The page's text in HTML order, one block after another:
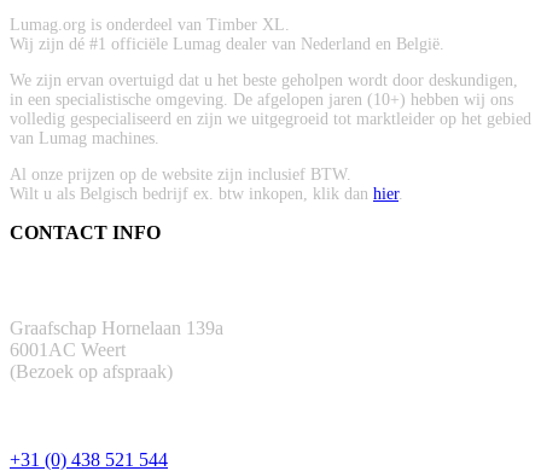
Lumag.org is onderdeel van Timber XL.
Wij zijn dé #1 officiële Lumag dealer van Nederland en België.
We zijn ervan overtuigd dat u het beste geholpen wordt door deskundigen,
in een specialistische omgeving. De afgelopen jaren (10+) hebben wij ons
volledig gespecialiseerd en zijn we uitgegroeid tot marktleider op het gebied
van Lumag machines.
Al onze prijzen op de website zijn inclusief BTW.
Wilt u als Belgisch bedrijf ex. btw inkopen, klik dan hier.
CONTACT INFO
Graafschap Hornelaan 139a
6001AC Weert
(Bezoek op afspraak)
+31 (0) 438 521 544